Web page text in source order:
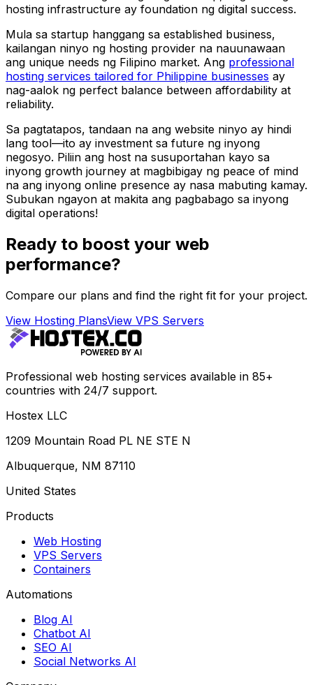
hosting infrastructure ay foundation ng digital success.
Mula sa startup hanggang sa established business,
kailangan ninyo ng hosting provider na nauunawaan
ang unique needs ng Filipino market. Ang professional
hosting services tailored for Philippine businesses ay
nag-aalok ng perfect balance between affordability at
reliability.
Sa pagtatapos, tandaan na ang website ninyo ay hindi
lang tool—ito ay investment sa future ng inyong
negosyo. Piliin ang host na susuportahan kayo sa
inyong growth journey at magbibigay ng peace of mind
na ang inyong online presence ay nasa mabuting kamay.
Subukan ngayon at makita ang pagbabago sa inyong
digital operations!
Ready to boost your web
performance?
Compare our plans and find the right fit for your project.
View Hosting PlansView VPS Servers
Professional web hosting services available in 85+
countries with 24/7 support.
Hostex LLC
1209 Mountain Road PL NE STE N
Albuquerque, NM 87110
United States
Products
Web Hosting
VPS Servers
Containers
Automations
Blog AI
Chatbot AI
SEO AI
Social Networks AI